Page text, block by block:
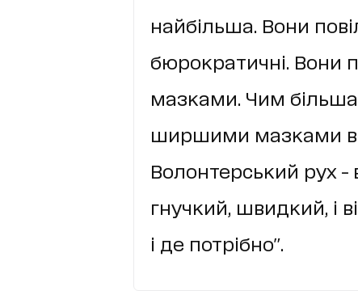
найбільша. Вони
бюрократичні.
мазками. Чим
ширшими мазками
Волонтерський рух -
гнучкий, швидкий, і
і де потрібно".